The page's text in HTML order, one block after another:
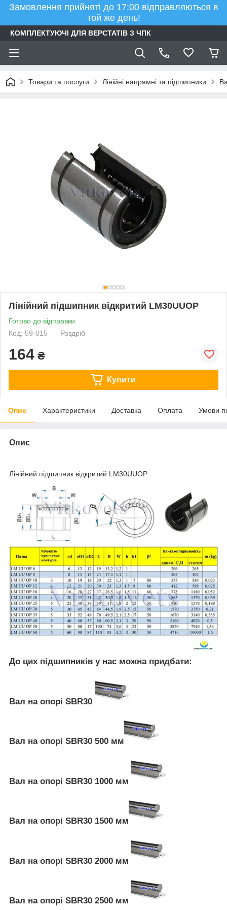
Замовлення прийняті до 17:00 відправляються в
той же день!
КОМПЛЕКТУЮЧІ ДЛЯ ВЕРСТАТІВ З ЧПК
Товари та послуги Лінійні напрямні та підшипники
Лінійний підшипник відкритий LM30UUOP
Готово до відправки
Код: 59-015
Роздріб
164 ₴
Купити
Опис Характеристики Доставка Оплата Умови
Опис
Лінійний підшипник відкритий LM30UUOP
До цих підшипників у нас можна придбати:
Вал на опорі SBR30
Вал на опорі SBR30 500 мм
Вал на опорі SBR30 1000 мм
Вал на опорі SBR30 1500 мм
Вал на опорі SBR30 2000 мм
Вал на опорі SBR30 2500 мм